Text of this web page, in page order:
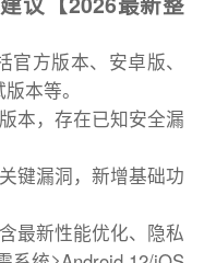
方版本、安卓版、
本等。
本，存在已知安全漏
键漏洞，新增基础功
最新性能优化、隐私